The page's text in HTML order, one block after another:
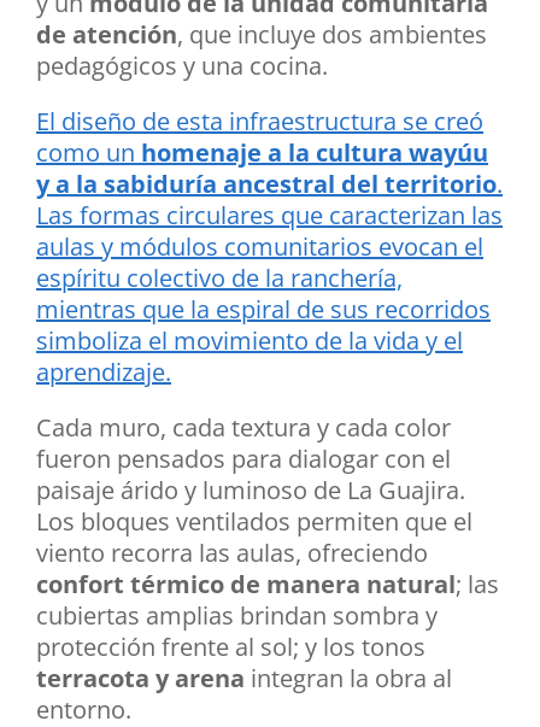
de atención, que incluye dos ambientes
pedagógicos y una cocina.
El diseño de esta infraestructura se creó
como un homenaje a la cultura wayúu
y a la sabiduría ancestral del territorio.
Las formas circulares que caracterizan las
aulas y módulos comunitarios evocan el
espíritu colectivo de la ranchería,
mientras que la espiral de sus recorridos
simboliza el movimiento de la vida y el
aprendizaje.
Cada muro, cada textura y cada color
fueron pensados para dialogar con el
paisaje árido y luminoso de La Guajira.
Los bloques ventilados permiten que el
viento recorra las aulas, ofreciendo
confort térmico de manera natural; las
cubiertas amplias brindan sombra y
protección frente al sol; y los tonos
terracota y arena integran la obra al
entorno.